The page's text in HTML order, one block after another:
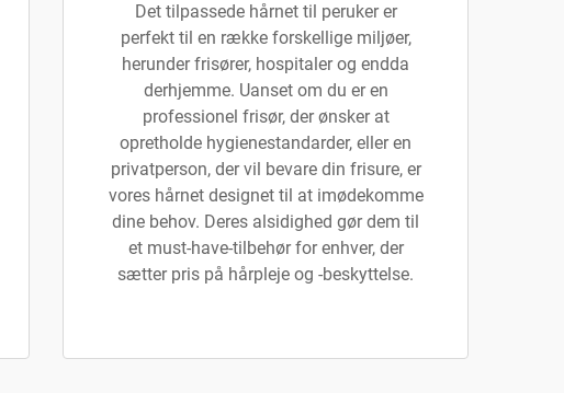
Det tilpassede hårnet til peruker er
perfekt til en række forskellige miljøer,
herunder frisører, hospitaler og endda
derhjemme. Uanset om du er en
professionel frisør, der ønsker at
opretholde hygienestandarder, eller en
privatperson, der vil bevare din frisure, er
vores hårnet designet til at imødekomme
dine behov. Deres alsidighed gør dem til
et must-have-tilbehør for enhver, der
sætter pris på hårpleje og -beskyttelse.